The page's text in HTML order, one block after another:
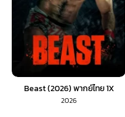
Beast (2026) พากย์ไทย 1X
2026